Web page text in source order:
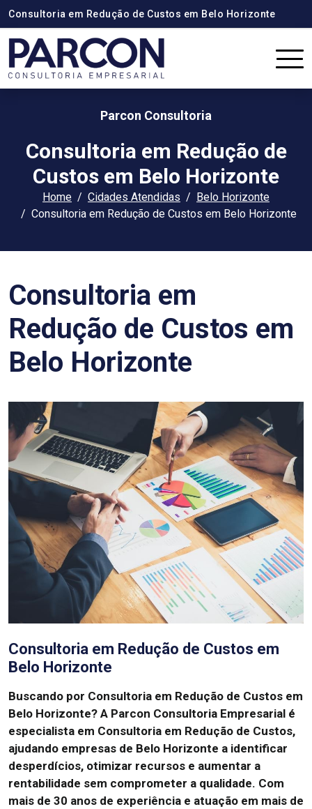
Consultoria em Redução de Custos em Belo Horizonte
Parcon Consultoria
Consultoria em Redução de
Custos em Belo Horizonte
Home Cidades Atendidas
Belo Horizonte
Consultoria em Redução de Custos em Belo Horizonte
Consultoria em
Redução de Custos em
Belo Horizonte
Consultoria em Redução de Custos em
Belo Horizonte
Buscando por Consultoria em Redução de Custos em
Belo Horizonte? A Parcon Consultoria Empresarial é
especialista em Consultoria em Redução de Custos,
ajudando empresas de Belo Horizonte a identificar
desperdícios, otimizar recursos e aumentar a
rentabilidade sem comprometer a qualidade. Com
mais de 30 anos de experiência e atuação em mais de